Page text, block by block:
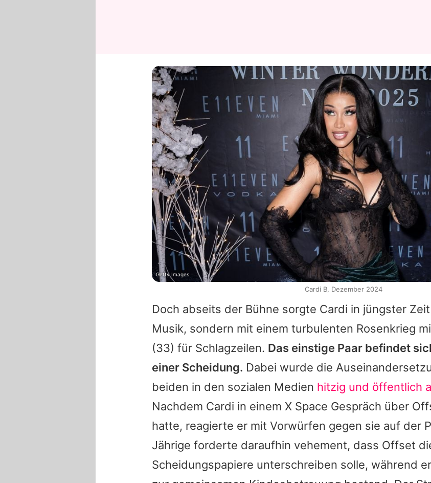
Doch abseits der Bühne sorgte Cardi in jüngster
Musik, sondern mit einem turbulenten Rosenkrieg
(33) für Schlagzeilen. Das einstige Paar befindet
einer Scheidung. Dabei wurde die
beiden in den sozialen Medien hitzig und öffentlich
Nachdem Cardi in einem X Space Gespräch über
hatte, reagierte er mit Vorwürfen gegen sie auf der
Jährige forderte daraufhin vehement, dass Offset
Scheidungspapiere unterschreiben solle, während
Getty Images
Cardi B, Dezember 2024